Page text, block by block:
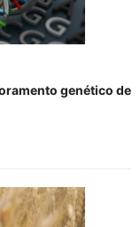
genético de